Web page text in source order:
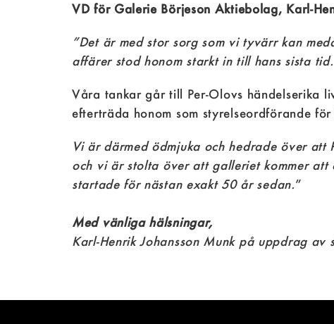
VD för Galerie Börjeson Aktiebolag, Karl-
”Det är med stor sorg som vi tyvärr kan
affärer stod honom starkt in till hans sista tid.
Våra tankar går till Per-Olovs händelserika
efterträda honom som styrelseordförande
Vi är därmed ödmjuka och hedrade över
och vi är stolta över att galleriet kommer
startade för nästan exakt 50 år sedan.”
Med vänliga hälsningar,
Karl-Henrik Johansson Munk på uppdrag